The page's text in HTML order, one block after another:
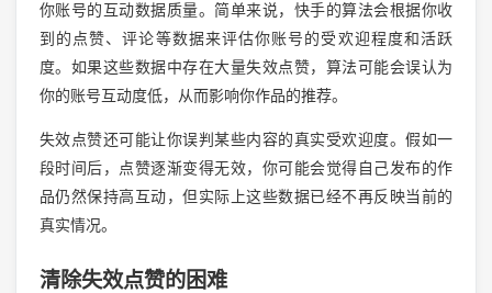
你账号的互动数据质量。简单来说，快手的算法会根据你收
到的点赞、评论等数据来评估你账号的受欢迎程度和活跃
度。如果这些数据中存在大量失效点赞，算法可能会误认为
你的账号互动度低，从而影响你作品的推荐。
失效点赞还可能让你误判某些内容的真实受欢迎度。假如一
段时间后，点赞逐渐变得无效，你可能会觉得自己发布的作
品仍然保持高互动，但实际上这些数据已经不再反映当前的
真实情况。
清除失效点赞的困难